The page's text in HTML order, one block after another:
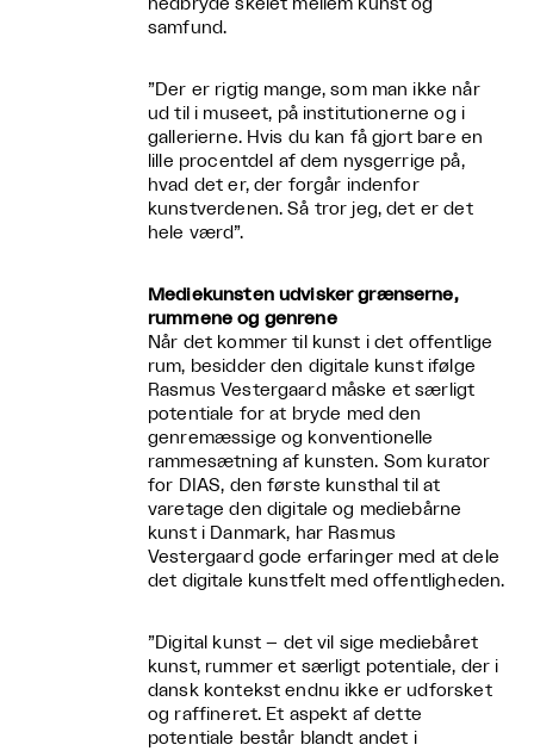
nedbryde skelet mellem kunst og
samfund.
”Der er rigtig mange, som man ikke når
ud til i museet, på institutionerne og i
gallerierne. Hvis du kan få gjort bare en
lille procentdel af dem nysgerrige på,
hvad det er, der forgår indenfor
kunstverdenen. Så tror jeg, det er det
hele værd”.
Mediekunsten udvisker grænserne,
rummene og genrene
Når det kommer til kunst i det offentlige
rum, besidder den digitale kunst ifølge
Rasmus Vestergaard måske et særligt
potentiale for at bryde med den
genremæssige og konventionelle
rammesætning af kunsten. Som kurator
for DIAS, den første kunsthal til at
varetage den digitale og mediebårne
kunst i Danmark, har Rasmus
Vestergaard gode erfaringer med at dele
det digitale kunstfelt med offentligheden.
”Digital kunst – det vil sige mediebåret
kunst, rummer et særligt potentiale, der i
dansk kontekst endnu ikke er udforsket
og raffineret. Et aspekt af dette
potentiale består blandt andet i